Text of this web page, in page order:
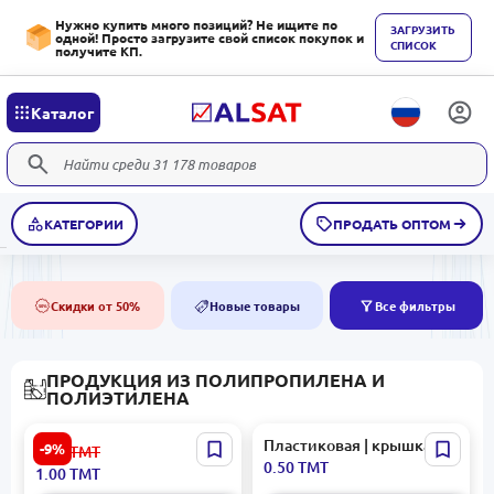
Нужно купить много позиций? Не ищите по
одной! Просто загрузите свой список покупок и
получите КП.
ЗАГРУЗИТЬ
СПИСОК
Каталог
КАТЕГОРИИ ПРОДАТЬ ОПТОМ
50% Скидки от 50% NEW Новые товары Все фильтры
ПРОДУКЦИЯ ИЗ ПОЛИПРОПИЛЕНА И
ПОЛИЭТИЛЕНА
-9%
Пластик | Крышка для
соли
1.10 ТМТ
1.00ТМТ
Пластиковая | крышка
0.50ТМТ